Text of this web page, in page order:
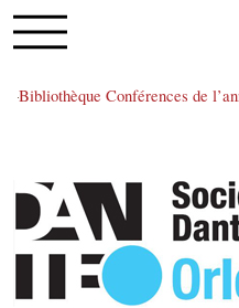
Bibliothèque Conférences de